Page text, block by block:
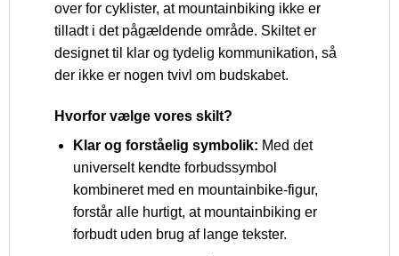
over for cyklister, at mountainbiking ikke er
tilladt i det pågældende område. Skiltet er
designet til klar og tydelig kommunikation, så
der ikke er nogen tvivl om budskabet.
Hvorfor vælge vores skilt?
Klar og forståelig symbolik: Med det
universelt kendte forbudssymbol
kombineret med en mountainbike-figur,
forstår alle hurtigt, at mountainbiking er
forbudt uden brug af lange tekster.